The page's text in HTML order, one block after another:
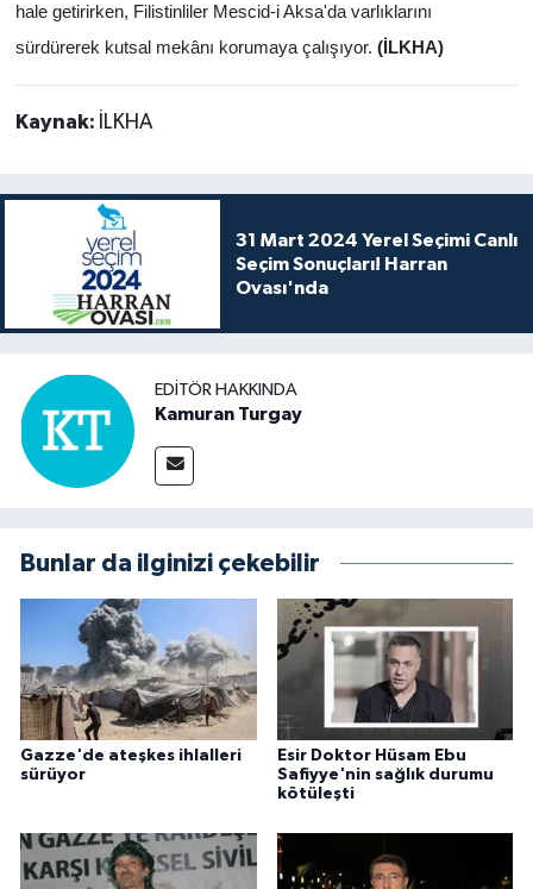
hale getirirken, Filistinliler Mescid-i Aksa'da varlıklarını
sürdürerek kutsal mekânı korumaya çalışıyor. (İLKHA)
Kaynak: İLKHA
31 Mart 2024 Yerel Seçimi Canlı
Seçim Sonuçları! Harran
Ovası'nda
EDITÖR HAKKINDA
Kamuran Turgay
Bunlar da ilginizi çekebilir
Gazze'de ateşkes ihlalleri
sürüyor
Esir Doktor Hüsam Ebu
Safiyye'nin sağlık durumu
kötüleşti